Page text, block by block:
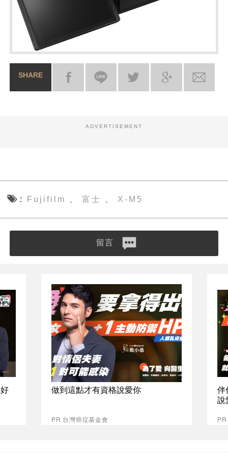
SHARE
ADVERTISEMENT
Fujifilm 富士 X-M5
留言
做到這點才有資格說愛你
PR 台灣癌症基金會
伴
說